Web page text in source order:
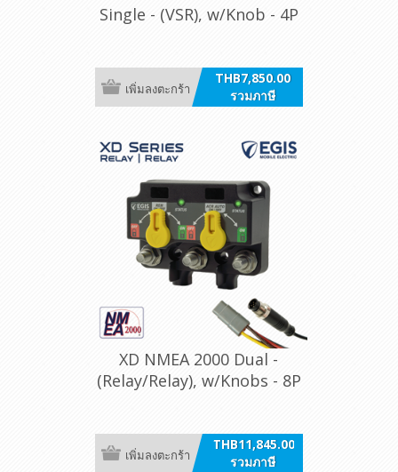
Single - (VSR), w/Knob - 4P
THB7,850.00
รวมภาษี
เพิ่มลงตะกร้า
XD NMEA 2000 Dual -
(Relay/Relay), w/Knobs - 8P
THB11,845.00
รวมภาษี
เพิ่มลงตะกร้า